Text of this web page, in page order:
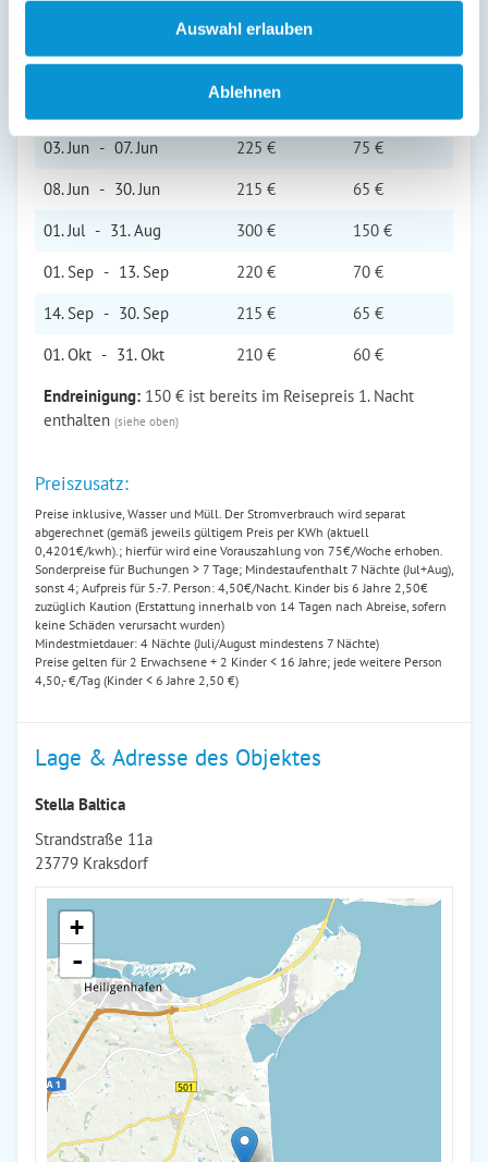
Auswahl erlauben
Ablehnen
230 €
27. Mai - 31. Mai 208 €
58 €
03. Jun - 07. Jun 225 €
75 €
08. Jun - 30. Jun 215 €
65 €
01. Jul - 31. Aug 300 €
150 €
01. Sep - 13. Sep 220 €
70 €
14. Sep - 30. Sep 215 €
65 €
01. Okt - 31. Okt 210 €
60 €
Endreinigung: 150 € ist bereits im Reisepreis 1. Nacht
enthalten (siehe oben)
Preiszusatz:
Preise inklusive, Wasser und Müll. Der Stromverbrauch wird separat
abgerechnet (gemäß jeweils gültigem Preis per KWh (aktuell
0,4201€/kwh).; hierfür wird eine Vorauszahlung von 75€/Woche erhoben.
Sonderpreise für Buchungen > 7 Tage; Mindestaufenthalt 7 Nächte (Jul+Aug),
sonst 4; Aufpreis für 5.-7. Person: 4,50€/Nacht. Kinder bis 6 Jahre 2,50€
zuzüglich Kaution (Erstattung innerhalb von 14 Tagen nach Abreise, sofern
keine Schäden verursacht wurden)
Mindestmietdauer: 4 Nächte (Juli/August mindestens 7 Nächte)
Preise gelten für 2 Erwachsene + 2 Kinder < 16 Jahre; jede weitere Person
4,50,- €/Tag (Kinder < 6 Jahre 2,50 €)
Lage & Adresse des Objektes
Stella Baltica
Strandstraße 11a
23779 Kraksdorf
+
-